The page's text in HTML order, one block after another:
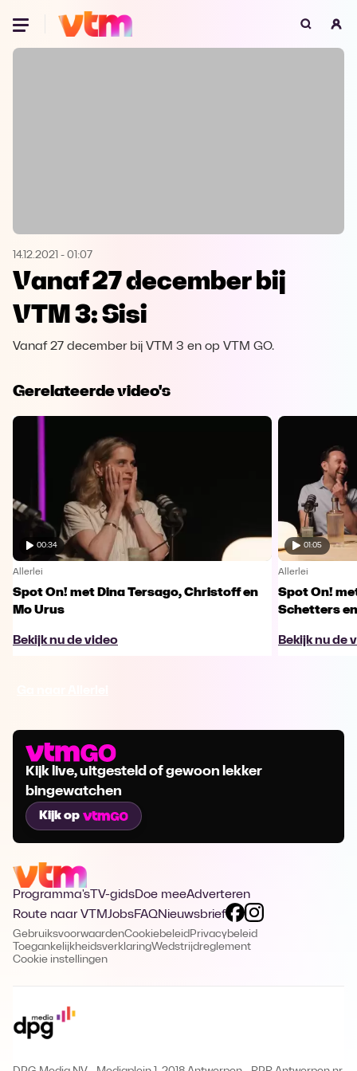
Oeps, browser niet ondersteund
Microsoft Edge Download
Opera
14.12.2021 - 01:07
Vanaf 27 december bij
VTM 3: Sisi
Vanaf 27 december bij VTM 3 en op VTM GO.
Gerelateerde video's
00:34
Allerlei
Spot On! met Dina Tersago, Christoff en
Mo Urus
Bekijk nu de video
01:05
Allerlei
Spot On!
Schetters
Bekijk nu de
Kijk live, uitgesteld of gewoon lekker
bingewatchen
Kijk op
Programma's TV-gidsDoe meeAdverteren
Route naar VTMJobsFAQNieuwsbrief
GebruiksvoorwaardenCookiebeleid Privacybeleid
ToegankelijkheidsverklaringWedstrijdreglement
Cookie instellingen